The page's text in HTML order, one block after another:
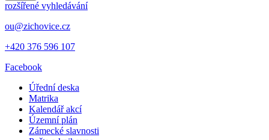
rozšířené vyhledávání
ou@zichovice.cz
+420 ​​376 596 107
Facebook
Úřední deska
Matrika
Kalendář akcí
Územní plán
Zámecké slavnosti